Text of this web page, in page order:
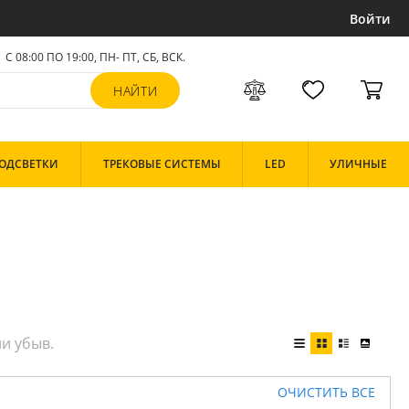
Войти
С 08:00 ПО 19:00, ПН- ПТ,СБ, ВСК.
ТРЕКОВЫЕ СИСТЕМЫ LED УЛИЧНЫЕ
ОЧИСТИТЬ ВСЕ